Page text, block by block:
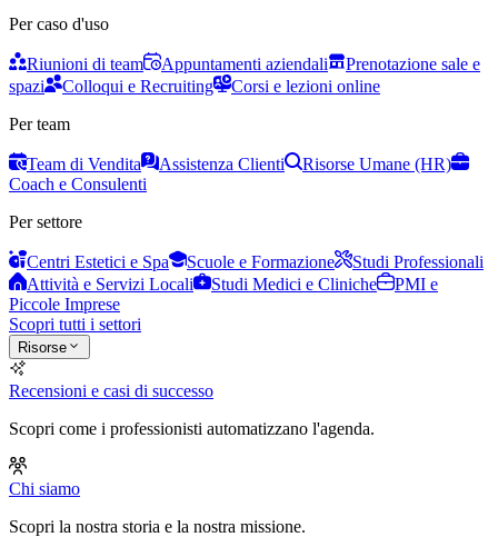
Per caso d'uso
Riunioni di team Appuntamenti aziendali
Prenotazione sale e
spazi
Colloqui e Recruiting
Corsi e lezioni online
Per team
Team di Vendita Assistenza Clienti
Risorse Umane (HR)
Coach e Consulenti
Per settore
Centri Estetici e Spa Scuole e Formazione
Studi Professionali
Attività e Servizi Locali
Studi Medici e Cliniche
PMI e
Piccole Imprese
Scopri tutti i settori
Risorse
Recensioni e casi di successo
Scopri come i professionisti automatizzano l'agenda.
Chi siamo
Scopri la nostra storia e la nostra missione.